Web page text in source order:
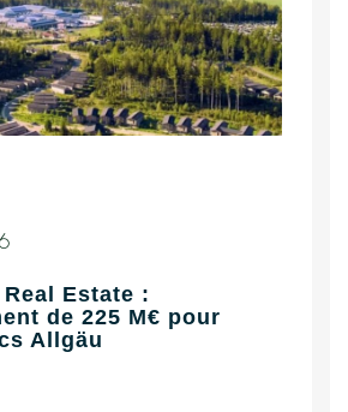
Estate :
de 225 M€ pour
Allgäu